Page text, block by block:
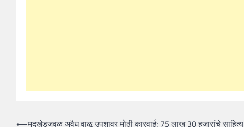
⟵मुदखेडजवळ अवैध वाळू उपशावर मोठी कारवाई; 75 लाख 30 हजारांचे साहित्य